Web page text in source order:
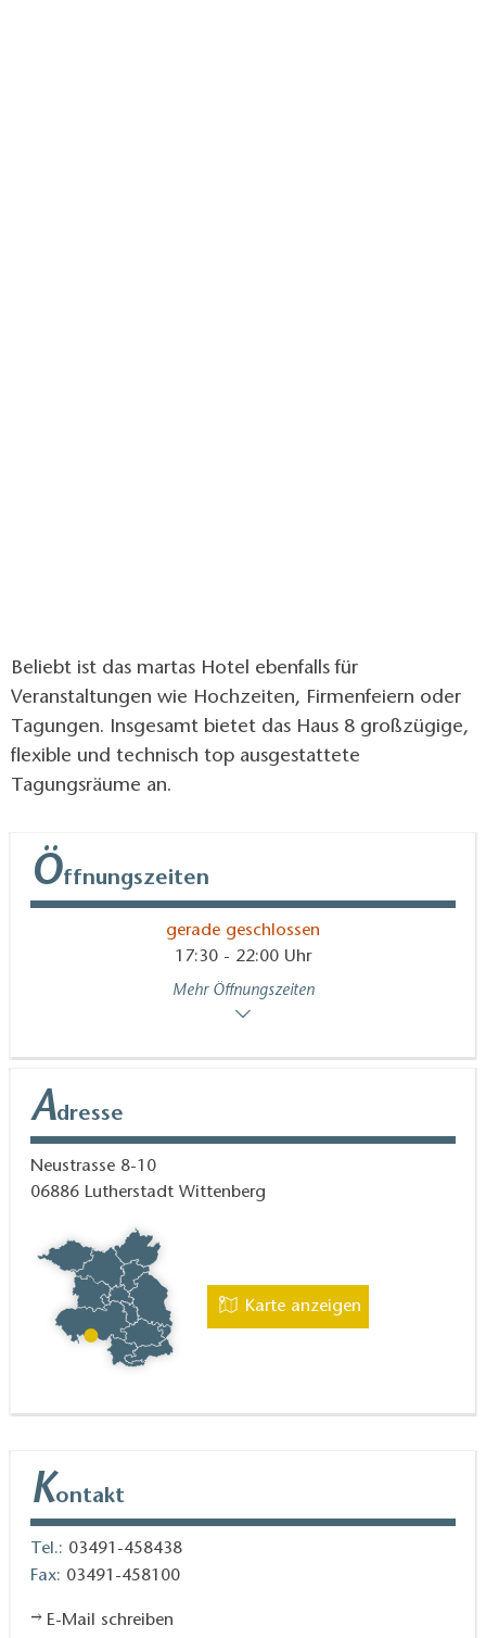
Beliebt ist das martas Hotel ebenfalls für
Veranstaltungen wie Hochzeiten, Firmenfeiern oder
Tagungen. Insgesamt bietet das Haus 8 großzügige,
flexible und technisch top ausgestattete
Tagungsräume an.
Öffnungszeiten
gerade geschlossen
17:30 - 22:00 Uhr
Mehr Öffnungszeiten
Adresse
Neustrasse 8-10
06886 Lutherstadt Wittenberg
Karte anzeigen
Kontakt
Tel.: 03491-458438
Fax: 03491-458100
E-Mail schreiben